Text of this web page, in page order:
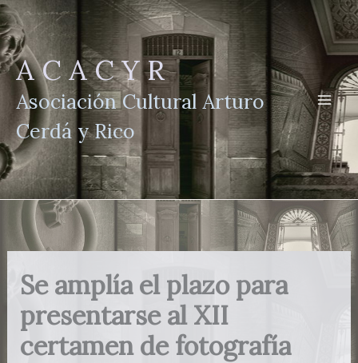
Ir
al
contenido
A C A C Y R
Asociación Cultural Arturo
Cerdá y Rico
Se amplía el plazo para
presentarse al XII
certamen de fotografía